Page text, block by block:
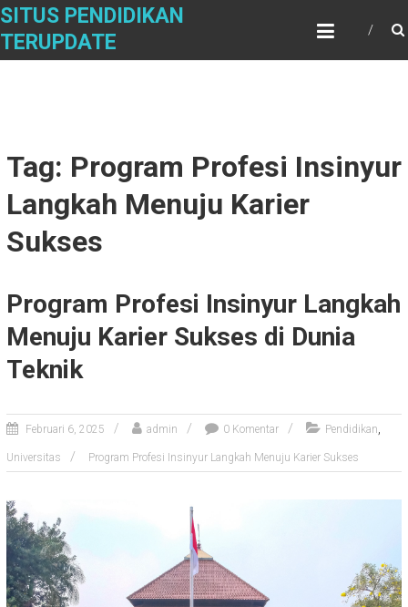
Skip
content
SITUS PENDIDIKAN
TERUPDATE
Tag: Program Profesi Insinyur
Langkah Menuju Karier
Sukses
Program Profesi Insinyur Langkah
Menuju Karier Sukses di Dunia
Teknik
Februari 6, 2025 admin 0 Komentar Pendidikan,
Universitas Program Profesi Insinyur Langkah Menuju Karier Sukses